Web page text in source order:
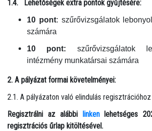
1.4. Lehetőségek extra pontok gyűjtésére:
10 pont: szűrővizsgálatok
számára
10 pont: szűrővizsgálatok
intézmény munkatársai számára
2. A pályázat formai követelményei:
2.1. A pályázaton való elindulás
Regisztrálni az alábbi linken lehetséges
regisztrációs űrlap kitöltésével.